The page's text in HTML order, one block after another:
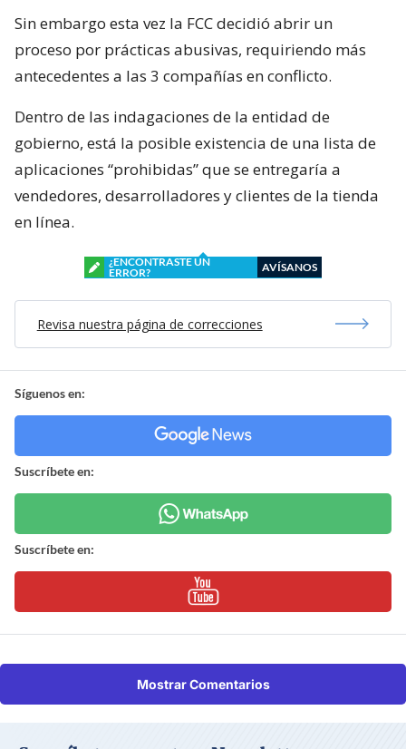
Sin embargo esta vez la FCC decidió abrir un
proceso por prácticas abusivas, requiriendo más
antecedentes a las 3 compañías en conflicto.
Dentro de las indagaciones de la entidad de
gobierno, está la posible existencia de una lista de
aplicaciones “prohibidas” que se entregaría a
vendedores, desarrolladores y clientes de la tienda
en línea.
¿ENCONTRASTE UN
ERROR?
AVÍSANOS
Revisa nuestra página de correcciones
Síguenos en:
Suscríbete en:
Suscríbete en:
Mostrar Comentarios